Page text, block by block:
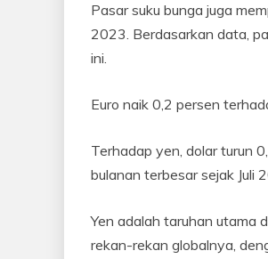
Pasar suku bunga juga
2023. Berdasarkan data,
ini.
Euro naik 0,2 persen
Terhadap yen, dolar turun
bulanan terbesar sejak Juli
Yen adalah taruhan utama
rekan-rekan globalnya,